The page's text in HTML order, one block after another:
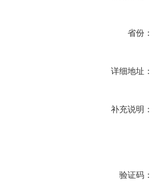
省份：
详细地址：
补充说明：
验证码：